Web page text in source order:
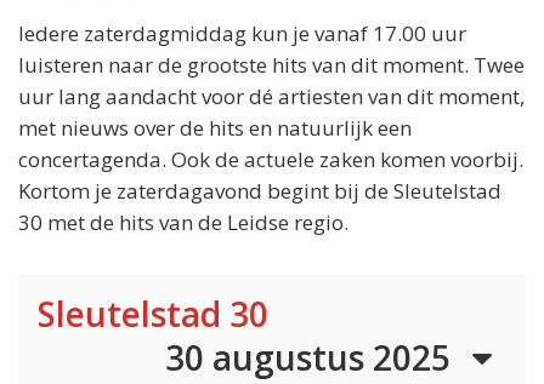
Iedere zaterdagmiddag kun je vanaf 17.00 uur
luisteren naar de grootste hits van dit moment. Twee
uur lang aandacht voor dé artiesten van dit moment,
met nieuws over de hits en natuurlijk een
concertagenda. Ook de actuele zaken komen voorbij.
Kortom je zaterdagavond begint bij de Sleutelstad
30 met de hits van de Leidse regio.
Sleutelstad 30
30 augustus 2025